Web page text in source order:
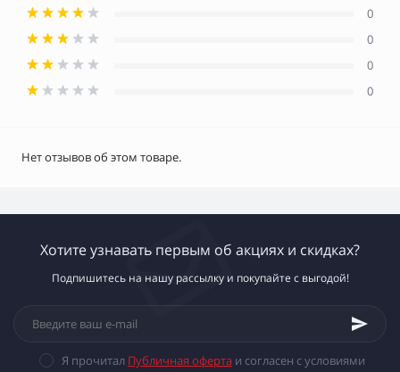
0
0
0
0
Нет отзывов об этом товаре.
Хотите узнавать первым об акциях и скидках?
Подпишитесь на нашу рассылку и покупайте с выгодой!
Я прочитал Публичная оферта и согласен с условиями